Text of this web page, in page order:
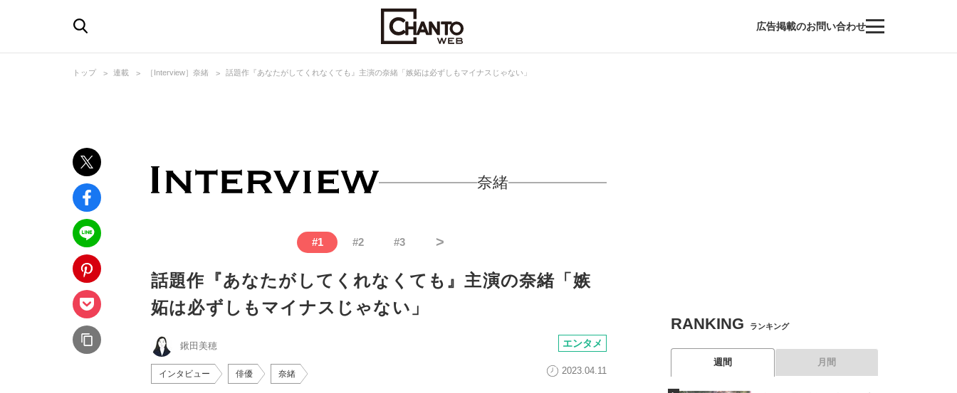
広告掲載のお問い合わせ
トップ 連載 ［Interview］奈緒 話題作『あなたがしてくれなくても』主演の奈緒「嫉妬は必ずしもマイナスじゃない」
奈緒
#1 #2 #3 >
話題作『あなたがしてくれなくても』主演の奈緒「嫉
妬は必ずしもマイナスじゃない」
鍬田美穂 エンタメ
インタビュー 俳優 奈緒 2023.04.11
RANKING ランキング
週間 月間